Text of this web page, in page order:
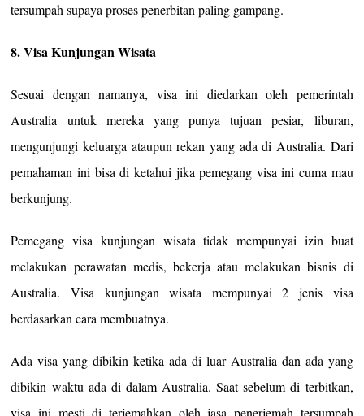
tersumpah supaya proses penerbitan paling gampang.
8. Visa Kunjungan Wisata
Sesuai dengan namanya, visa ini diedarkan oleh pemerintah
Australia untuk mereka yang punya tujuan pesiar, liburan,
mengunjungi keluarga ataupun rekan yang ada di Australia. Dari
pemahaman ini bisa di ketahui jika pemegang visa ini cuma mau
berkunjung.
Pemegang visa kunjungan wisata tidak mempunyai izin buat
melakukan perawatan medis, bekerja atau melakukan bisnis di
Australia. Visa kunjungan wisata mempunyai 2 jenis visa
berdasarkan cara membuatnya.
Ada visa yang dibikin ketika ada di luar Australia dan ada yang
dibikin waktu ada di dalam Australia. Saat sebelum di terbitkan,
visa ini mesti di terjemahkan oleh jasa penerjemah tersumpah